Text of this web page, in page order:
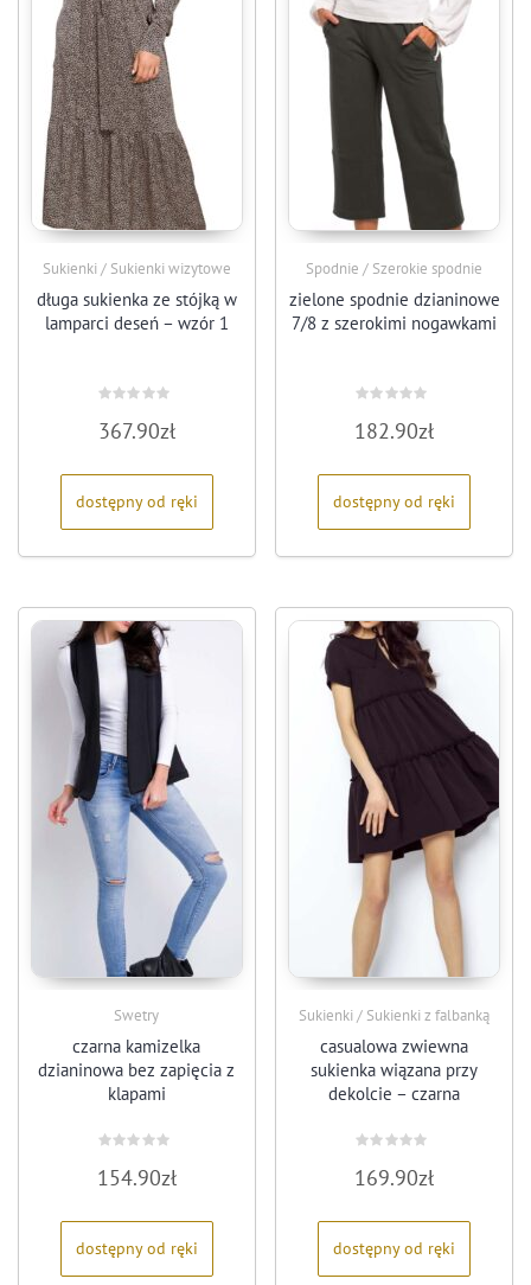
Sukienki / Sukienki wizytowe
długa sukienka ze stójką w
lamparci deseń – wzór 1
0
na
367.90zł
dostępny od ręki
Spodnie / Szerokie spodnie
zielone spodnie dzianinowe
7/8 z szerokimi nogawkami
0
na
182.90zł
dostępny od ręki
Swetry
czarna kamizelka
dzianinowa bez zapięcia z
klapami
0
na
154.90zł
dostępny od ręki
Sukienki / Sukienki z falbanką
casualowa zwiewna
sukienka wiązana przy
dekolcie – czarna
0
na
169.90zł
dostępny od ręki